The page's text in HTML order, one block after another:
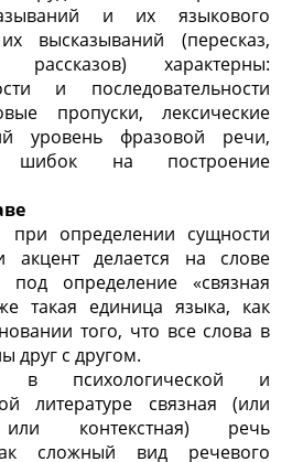
и их языкового
высказываний (пересказ,
характерны:
и последовательности
пропуски, лексические
уровень фразовой речи,
шибок на построение
при определении сущности
акцент делается на слове
под определение «связная
такая единица языка, как
того, что все слова в
друг с другом.
психологической и
литературе связная (или
или контекстная) речь
сложный вид речевого